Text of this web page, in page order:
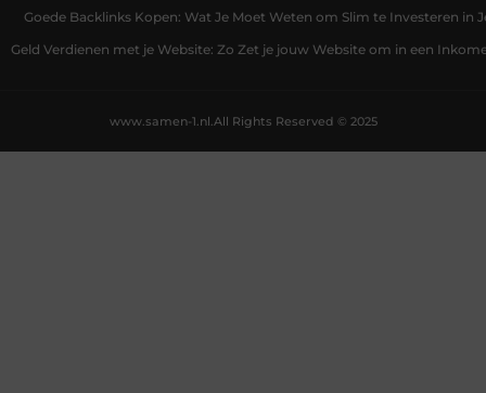
Goede Backlinks Kopen: Wat Je Moet Weten om Slim te Investeren in
Geld Verdienen met je Website: Zo Zet je jouw Website om in een
All Rights Reserved © 2025
www.samen-1.nl.